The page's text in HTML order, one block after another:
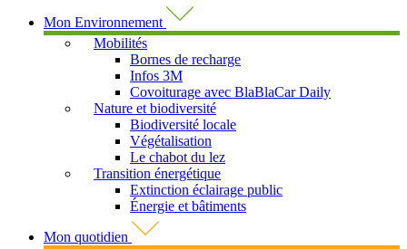
Mon Environnement
Mobilités
Bornes de recharge
Infos 3M
Covoiturage avec BlaBlaCar Daily
Nature et biodiversité
Biodiversité locale
Végétalisation
Le chabot du lez
Transition énergétique
Extinction éclairage public
Énergie et bâtiments
Mon quotidien